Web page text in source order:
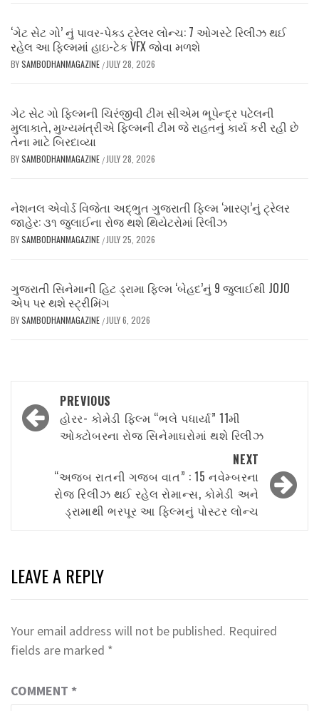
‘ગેટ સેટ ગો’ નું પાવર-પેક્ડ ટ્રેલર લોન્ચ: 7 ઓગસ્ટે રિલીઝ થઈ
રહેલ આ ફિલ્મમાં હાઇ-ટેક VFX જોવા મળશે
BYSAMBODHANMAGAZINE / JULY 28, 2026
ગેટ સેટ ગો ફિલ્મની ચિરંજીવી ટીમ સીએમ ભૂપેન્દ્ર પટેલની
મુલાકાતે, મુખ્યમંત્રીએ ફિલ્મની ટીમ જે રાહતનું કાર્ય કરી રહી છે
તેના માટે બિરદાવ્યા
BYSAMBODHANMAGAZINE / JULY 28, 2026
નેશનલ એવોર્ડ વિજેતા અદ્ભુત ગુજરાતી ફિલ્મ ‘મારણ’નું ટ્રેલર
જાહેર: ૩૧ જુલાઈના રોજ થશે થિયેટરોમાં રિલીઝ
BYSAMBODHANMAGAZINE / JULY 25, 2026
ગુજરાતી સિનેમાની હિટ ડ્રામા ફિલ્મ ‘બેહદ’નું 9 જુલાઈથી JOJO
એપ પર થશે સ્ટ્રીમિંગ
BYSAMBODHANMAGAZINE / JULY 6, 2026
Post
navigation
PREVIOUS
હોરર- કોમેડી ફિલ્મ “ભલે પધાર્યા” 11મી
ઓક્ટોબરના રોજ સિનેમાઘરોમાં થશે રિલીઝ
NEXT
“અજબ રાતની ગજબ વાત” : 15 નવેમ્બરના
રોજ રિલીઝ થઈ રહેલ રોમાન્સ, કોમેડી અને
ડ્રામાથી ભરપૂર આ ફિલ્મનું પોસ્ટર લોન્ચ
LEAVE A REPLY
Your email address will not be published. Required
fields are marked *
COMMENT *